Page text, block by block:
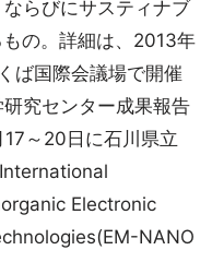
らびにサスティナブ
の。詳細は、2013年
ば国際会議場で開催
究センター成果報告
～20日に石川県立
Electronic
NANO